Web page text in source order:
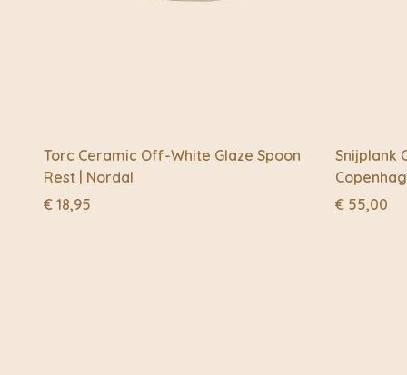
Torc Ceramic Off-White Glaze Spoon
Rest | Nordal
€ 18,95
Snijplank
€ 55,00